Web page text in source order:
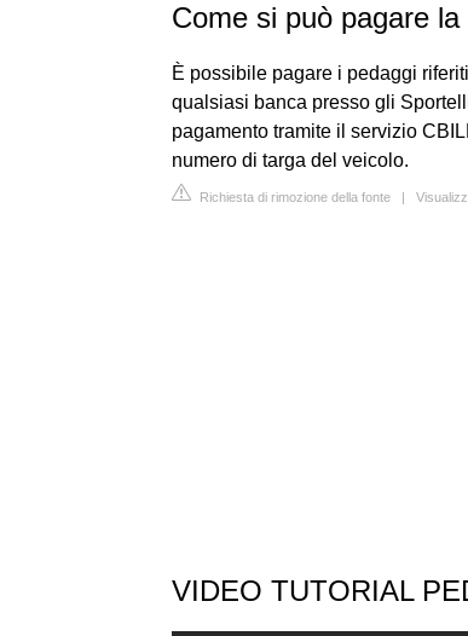
Come si può pagare
È possibile pagare i pedaggi
qualsiasi banca presso gli
pagamento tramite il servizio
numero di targa del veicolo.
Richiesta di rimozione della fonte |
VIDEO TUTORIAL